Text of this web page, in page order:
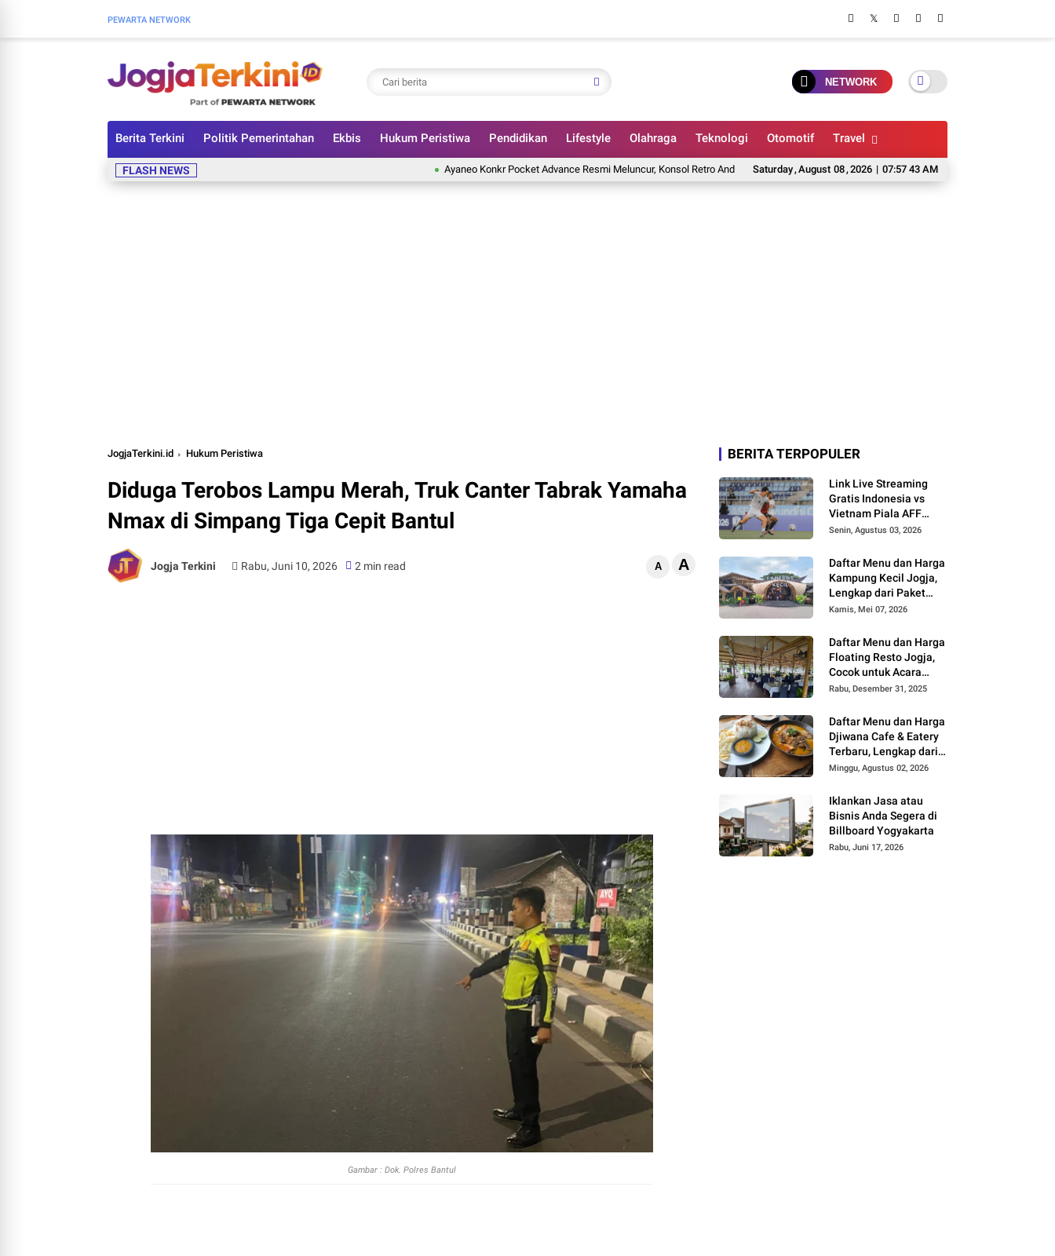
PEWARTA NETWORK
NETWORK
Berita Terkini Politik Pemerintahan Ekbis Hukum Peristiwa Pendidikan Lifestyle Olahraga Teknologi Otomotif Travel
Saturday,August 08,2026 | 07:57 44 AM
FLASH NEWS Ayaneo Konkr Pocket Advance Resmi Meluncur, Konsol Retro Android yang Bisa Emulasi Game PS2 Cara Membersihkan Penyimpanan
JogjaTerkini.id Hukum Peristiwa
Diduga Terobos Lampu Merah, Truk Canter Tabrak Yamaha
Nmax di Simpang Tiga Cepit Bantul
Jogja Terkini Rabu, Juni 10, 2026 2 min read A A
Gambar : Dok. Polres Bantul
BERITA TERPOPULER
Link Live Streaming
Gratis Indonesia vs
Vietnam Piala AFF
2026
Senin, Agustus 03, 2026
Daftar Menu dan Harga
Kampung Kecil Jogja,
Lengkap dari Paket
Nasi hingga Minuman
Kamis, Mei 07, 2026
Daftar Menu dan Harga
Floating Resto Jogja,
Cocok untuk Acara
Keluarga dan
Rabu, Desember 31, 2025
Daftar Menu dan Harga
Djiwana Cafe & Eatery
Terbaru, Lengkap dari
Croissant, Pizza hingga
Minggu, Agustus 02, 2026
Iklankan Jasa atau
Bisnis Anda Segera di
Billboard Yogyakarta
Rabu, Juni 17, 2026